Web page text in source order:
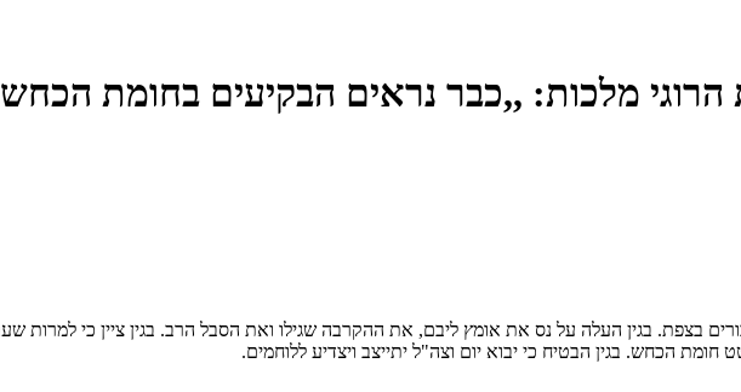
מלכות: ,,כבר נראים הבקיעים בחומת הכחש
הכחש. בגין הבטיח כי יבוא יום וצה"ל יתייצב ויצדיע ללוחמים.